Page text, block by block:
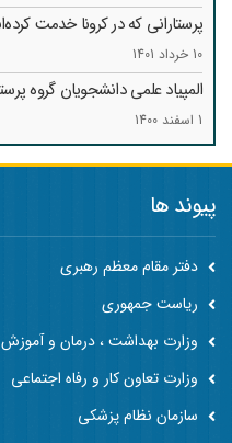
پرستارانی که در کرونا خدمت
10 خرداد 1401
المپیاد علمی دانشجویان گروه
1 اسفند 1400
پیوند ها
دفتر مقام معظم رهبری
ریاست جمهوری
وزارت بهداشت ، درمان و آموزش
وزارت تعاون کار و رفاه اجتماعی
سازمان نظام پزشکی